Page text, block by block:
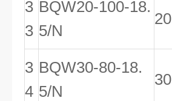
3
3
BQW20-100-18.
5/N
20
3
4
BQW30-80-18.
5/N
30